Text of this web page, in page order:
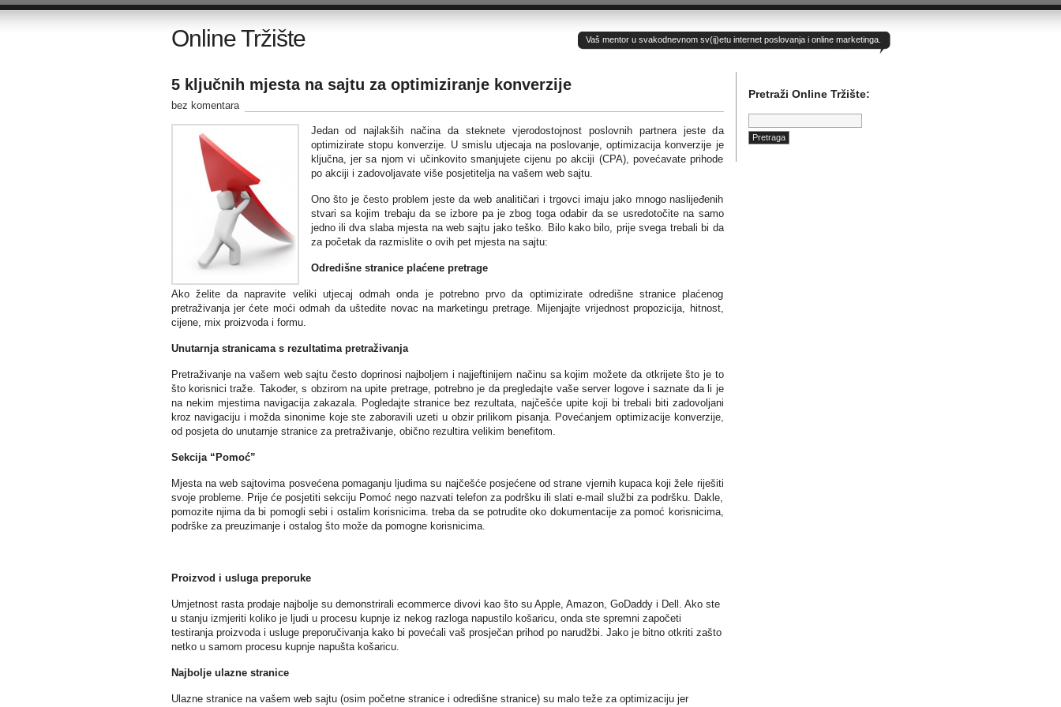
Online Tržište Vaš mentor u svakodnevnom sv(ij)etu internet poslovanja i online marketinga.
5 ključnih mjesta na sajtu za optimiziranje konverzije
bez komentara
Jedan od najlakših načina da steknete vjerodostojnost poslovnih partnera jeste da
optimizirate stopu konverzije. U smislu utjecaja na poslovanje, optimizacija konverzije je
ključna, jer sa njom vi učinkovito smanjujete cijenu po akciji (CPA), povećavate prihode
po akciji i zadovoljavate više posjetitelja na vašem web sajtu.
Ono što je često problem jeste da web analitičari i trgovci imaju jako mnogo naslijeđenih
stvari sa kojim trebaju da se izbore pa je zbog toga odabir da se usredotočite na samo
jedno ili dva slaba mjesta na web sajtu jako teško. Bilo kako bilo, prije svega trebali bi da
za početak da razmislite o ovih pet mjesta na sajtu:
Odredišne stranice plaćene pretrage
Ako želite da napravite veliki utjecaj odmah onda je potrebno prvo da optimizirate odredišne stranice plaćenog
pretraživanja jer ćete moći odmah da uštedite novac na marketingu pretrage. Mijenjajte vrijednost propozicija, hitnost,
cijene, mix proizvoda i formu.
Unutarnja stranicama s rezultatima pretraživanja
Pretraživanje na vašem web sajtu često doprinosi najboljem i najjeftinijem načinu sa kojim možete da otkrijete što je to
što korisnici traže. Također, s obzirom na upite pretrage, potrebno je da pregledajte vaše server logove i saznate da li je
na nekim mjestima navigacija zakazala. Pogledajte stranice bez rezultata, najčešće upite koji bi trebali biti zadovoljani
kroz navigaciju i možda sinonime koje ste zaboravili uzeti u obzir prilikom pisanja. Povećanjem optimizacije konverzije,
od posjeta do unutarnje stranice za pretraživanje, obično rezultira velikim benefitom.
Sekcija “Pomoć”
Mjesta na web sajtovima posvećena pomaganju ljudima su najčešće posjećene od strane vjernih kupaca koji žele riješiti
svoje probleme. Prije će posjetiti sekciju Pomoć nego nazvati telefon za podršku ili slati e-mail službi za podršku. Dakle,
pomozite njima da bi pomogli sebi i ostalim korisnicima. treba da se potrudite oko dokumentacije za pomoć korisnicima,
podrške za preuzimanje i ostalog što može da pomogne korisnicima.
Proizvod i usluga preporuke
Umjetnost rasta prodaje najbolje su demonstrirali ecommerce divovi kao što su Apple, Amazon, GoDaddy i Dell. Ako ste
u stanju izmjeriti koliko je ljudi u procesu kupnje iz nekog razloga napustilo košaricu, onda ste spremni započeti
testiranja proizvoda i usluge preporučivanja kako bi povećali vaš prosječan prihod po narudžbi. Jako je bitno otkriti zašto
netko u samom procesu kupnje napušta košaricu.
Najbolje ulazne stranice
Ulazne stranice na vašem web sajtu (osim početne stranice i odredišne ​​stranice) su malo teže za optimizaciju jer
Pretraži Online Tržište:
Pretraga: